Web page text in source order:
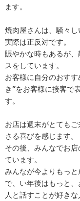
ます。
焼肉屋さんは、騒々し
実際は正反対です。
賑やかな時もあるが
スをしています。
お客様に自分のおす
き”をお客様に接客で
す。
お店は週末がとても
さる喜びを感じます。
その後、みんなでお
ています。
みんなが今よりもっ
で、い年後はもっと、
人と話すことが好きな